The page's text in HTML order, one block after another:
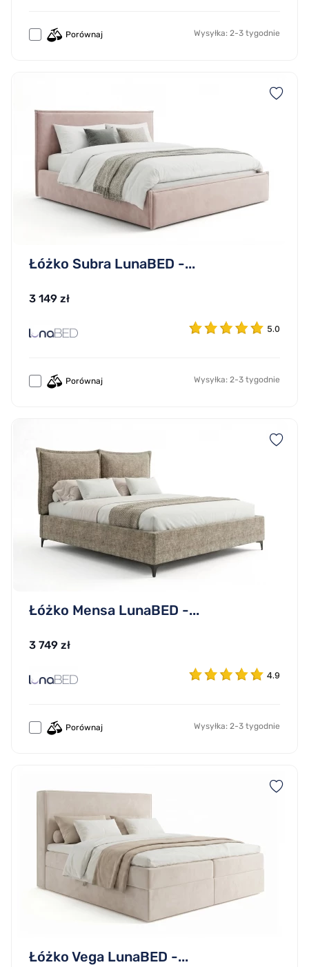
Porównaj Wysyłka: 2-3 tygodnie
Łóżko Subra LunaBED -...
3 149 zł
5.0
Porównaj Wysyłka: 2-3 tygodnie
Łóżko Mensa LunaBED -...
3 749 zł
4.9
Porównaj Wysyłka: 2-3 tygodnie
Łóżko Vega LunaBED -...